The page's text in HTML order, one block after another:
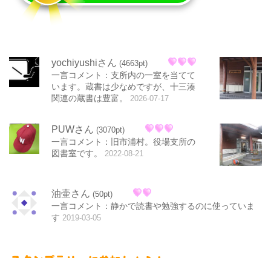
yochiyushiさん (4663pt)
一言コメント：支所内の一室を当てて
います。蔵書は少なめですが、十三湊
関連の蔵書は豊富。
2026-07-17
PUWさん (3070pt)
一言コメント：旧市浦村。役場支所の
図書室です。
2022-08-21
油壷さん (50pt)
一言コメント：静かで読書や勉強するのに使っていま
す 2019-03-05